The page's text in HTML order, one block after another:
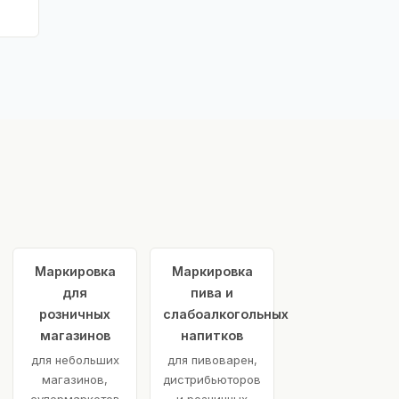
Маркировка
для
розничных
магазинов
для небольших
магазинов,
Маркировка
пива и
слабоалкогольных
напитков
для пивоварен,
дистрибьюторов